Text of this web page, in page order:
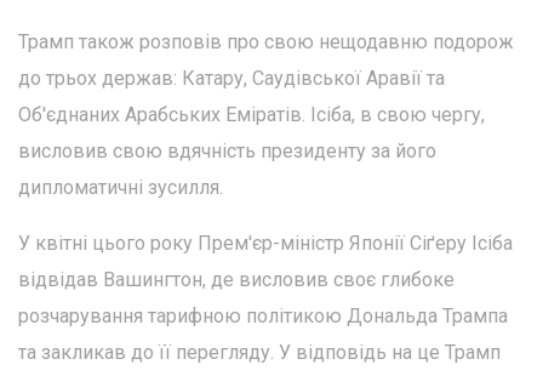
Трамп також розповів про свою нещодавню подорож
до трьох держав: Катару, Саудівської Аравії та
Об'єднаних Арабських Еміратів. Ісіба, в свою чергу,
висловив свою вдячність президенту за його
дипломатичні зусилля.
У квітні цього року Прем'єр-міністр Японії Сіґеру Ісіба
відвідав Вашингтон, де висловив своє глибоке
розчарування тарифною політикою Дональда Трампа
та закликав до її перегляду. У відповідь на це Трамп